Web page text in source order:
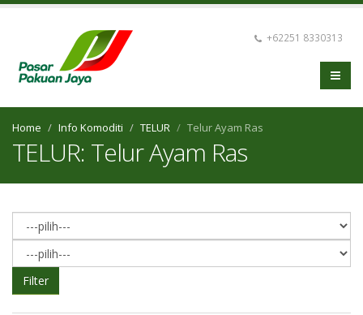
+62251 8330313
Home Info Komoditi TELUR Telur Ayam Ras
TELUR: Telur Ayam Ras
Filter